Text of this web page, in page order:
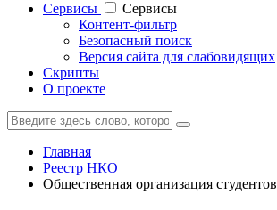
Cервисы
Cервисы
Контент-фильтр
Безопасный поиск
Версия сайта для слабовидящих
Скрипты
О проекте
Главная
Реестр НКО
Общественная организация студентов